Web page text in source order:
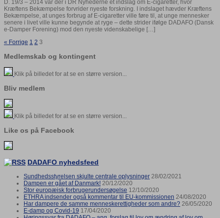
D. 19/3 – 2014 var der i DR Nyhederne et indslag om E-cigaretter, hvor
Kræftens Bekæmpelse forvrider nyeste forskning. I indslaget hævder Kræftens
Bekæmpelse, at unges forbrug af E-cigaretter ville føre til, at unge mennesker
senere i livet ville kunne begynde at ryge – dette strider ifølge DADAFO (Dansk
e-Damper Forening) mod den nyeste videnskabelige […]
« Forrige 1 2 3
Medlemskab og kontingent
Klik på billedet for at se en større version...
Bliv medlem
Klik på billedet for at se en større version...
Like os på Facebook
DADAFO nyhedsfeed
Sundhedsstyrelsen skjulte centrale oplysninger 28/02/2021
Dampen er gået af Danmark! 20/12/2020
Stor europæisk forbrugerundersøgelse 12/10/2020
ETHRA indsender også kommentar til EU-kommissionen 24/08/2020
Har dampere de samme menneskerettigheder som andre? 26/05/2020
E-damp og Covid-19 17/04/2020